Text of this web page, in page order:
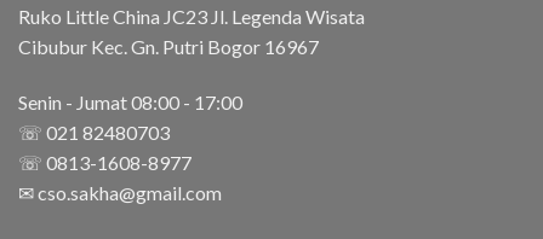
Ruko Little China JC23 Jl. Legenda Wisata
Cibubur Kec. Gn. Putri Bogor 16967
Senin - Jumat 08:00 - 17:00
☏ 021 82480703
☏ 0813-1608-8977
✉cso.sakha@gmail.com